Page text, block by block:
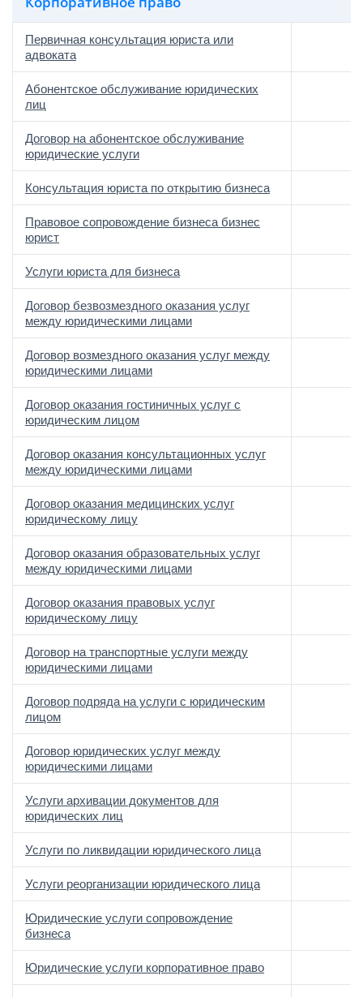
Первичная консультация юриста или
адвоката
Абонентское обслуживание юридических
лиц
Договор на абонентское обслуживание
юридические услуги
Консультация юриста по открытию бизнеса
Правовое сопровождение бизнеса бизнес
юрист
Услуги юриста для бизнеса
Договор безвозмездного оказания услуг
между юридическими лицами
Договор возмездного оказания услуг между
юридическими лицами
Договор оказания гостиничных услуг с
юридическим лицом
Договор оказания консультационных услуг
между юридическими лицами
Договор оказания медицинских услуг
юридическому лицу
Договор оказания образовательных услуг
между юридическими лицами
Договор оказания правовых услуг
юридическому лицу
Договор на транспортные услуги между
юридическими лицами
Договор подряда на услуги с юридическим
лицом
Договор юридических услуг между
юридическими лицами
Услуги архивации документов для
юридических лиц
Услуги по ликвидации юридического лица
Услуги реорганизации юридического лица
Юридические услуги сопровождение
бизнеса
Юридические услуги корпоративное право